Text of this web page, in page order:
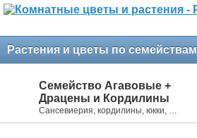
Растения и цветы по семействам
Семейство Агавовые +
Драцены и Кордилины
Сансевиерия, кордилины, юкки, …